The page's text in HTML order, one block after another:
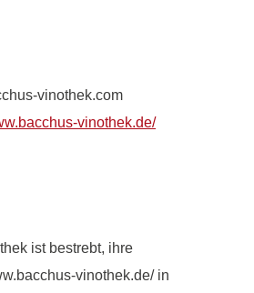
vinothek.com
vinothek.de/
ist bestrebt, ihre
vinothek.de/ in